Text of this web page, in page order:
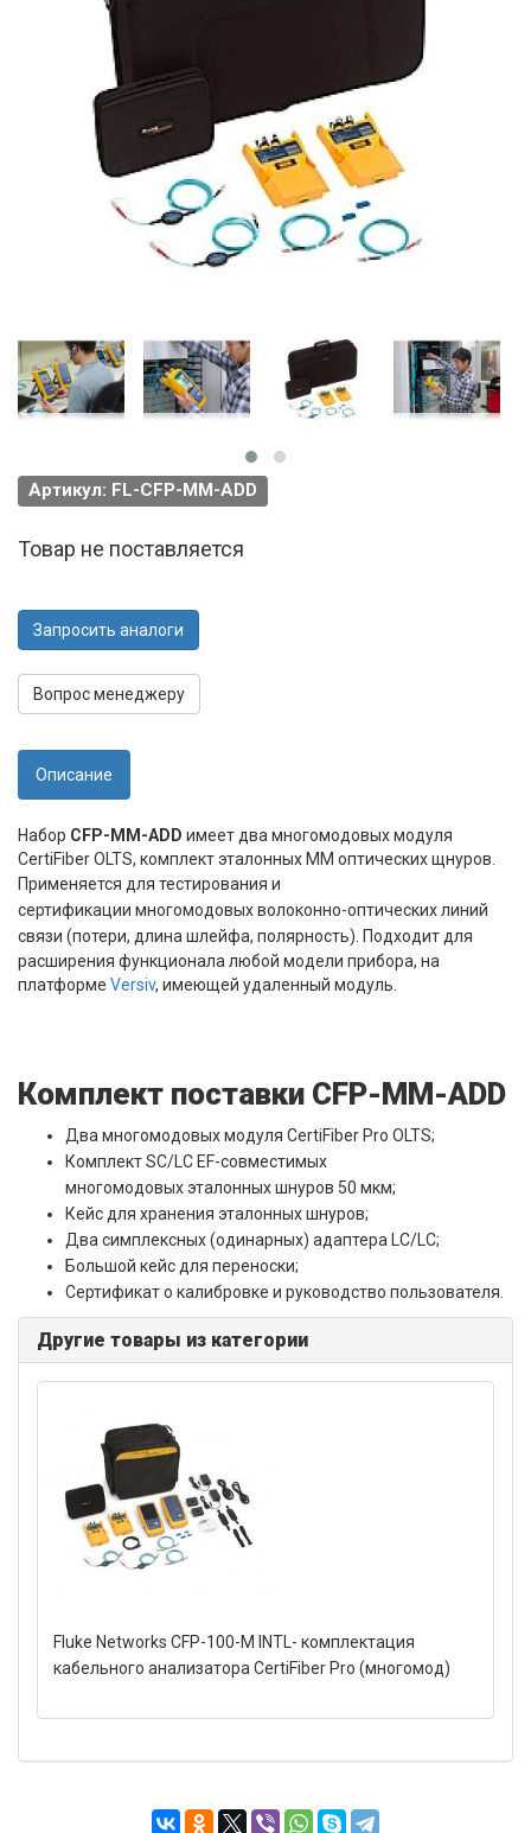
Артикул: FL-CFP-MM-ADD
Товар не поставляется
Запросить аналоги
Вопрос менеджеру
Описание
Набор CFP-MM-ADD имеет двамногомодовых модуля
CertiFiber OLTS, комплект эталонных MM оптических щнуров.
Применяется для тестирования и
сертификации многомодовыхволоконно-оптических линий
связи (потери, длина шлейфа, полярность). Подходит для
расширения функционала любой модели прибора, на
платформе Versiv, имеющей удаленный модуль.
Комплект поставки CFP-MM-ADD
Два многомодовых модуля CertiFiber Pro OLTS;
Комплект SC/LC EF-совместимых
многомодовых эталонных шнуров 50 мкм;
Кейс для хранения эталонных шнуров;
Два симплексных (одинарных) адаптера LC/LC;
Большой кейс для переноски;
Сертификат о калибровке и руководство пользователя.
Другие товары из категории
Fluke Networks CFP-100-M INTL- комплектация
кабельного анализатора CertiFiber Pro (многомод)